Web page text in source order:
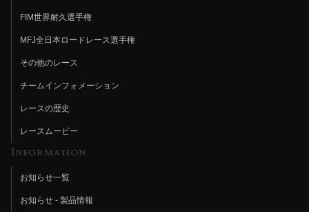
FIM世界耐久選手権
MFJ全日本ロードレース選手権
その他のレース
チームインフォメーション
レースの歴史
レースムービー
Information
お知らせ一覧
お知らせ - 製品情報